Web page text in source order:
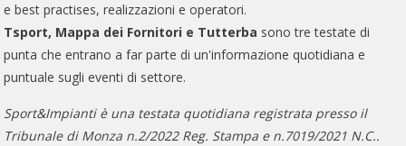
e best practises, realizzazioni e operatori.
Tsport, Mappa dei Fornitori e Tutterba sono tre testate di
punta che entrano a far parte di un'informazione quotidiana e
puntuale sugli eventi di settore.
Sport&Impianti è una testata quotidiana registrata presso il
Tribunale di Monza n.2/2022 Reg. Stampa e n.7019/2021 N.C..